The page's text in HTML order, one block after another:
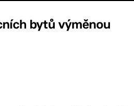
bytů výměnou